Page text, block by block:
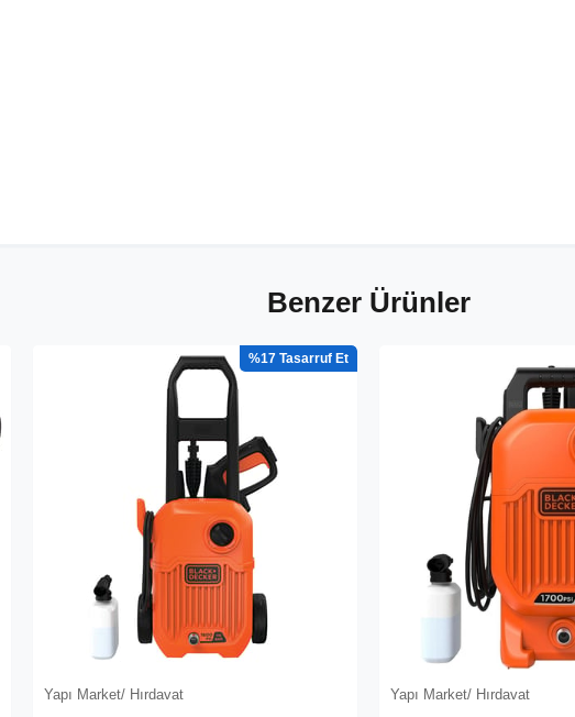
Benzer Ürünler
Yapı Market/ Hırdavat
%17
Yapı Market/ Hırdavat